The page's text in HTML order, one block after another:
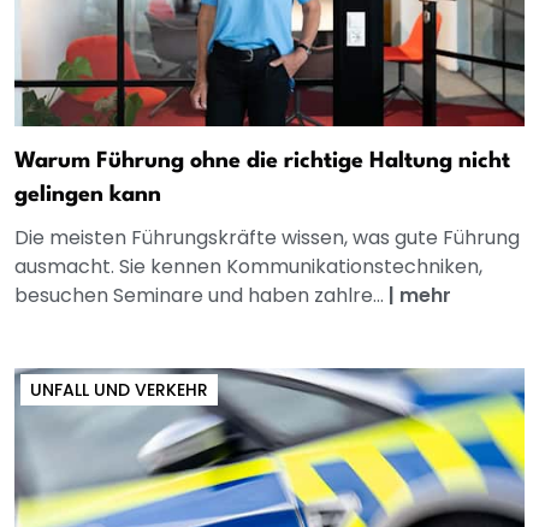
Warum Führung ohne die richtige Haltung nicht
gelingen kann
Die meisten Führungskräfte wissen, was gute Führung
ausmacht. Sie kennen Kommunikationstechniken,
besuchen Seminare und haben zahlre... | mehr
UNFALL UND VERKEHR